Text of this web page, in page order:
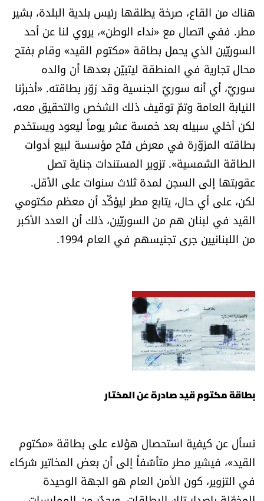
هناك من القاع، صرخة يطلقها رئيس بلدية البلدة، بشير
مطر. ففي اتصال مع «نداء الوطن»، يروي لنا عن أحد
السوريّين الذي يحمل بطاقة «مكتوم القيد» وقام بفتح
محال تجارية في المنطقة ليتبيّن بعدها أن والده
سوريّ، أي أنه سوريّ الجنسية وقد زوّر بطاقته. «أخبرْنا
النيابة العامة وتمّ توقيف ذلك الشخص والتحقيق معه،
لكن أخلي سبيله بعد خمسة عشر يوماً ليعود ويستخدم
بطاقته المزوّرة في معرض فتْح مؤسسة لبيع أدوات
الطاقة الشمسية». تزوير المستندات جناية تصل
عقوبتها إلى السجن لمدة ثلاث سنوات على الأقل.
لكن، على أي حال، يتابع مطر ليؤكّد أن معظم مكتومي
القيد في لبنان هم من السوريّين، ذلك أن العدد الأكبر
من اللبنانيين جرى تجنيسهم في العام 1994.
بطاقة مكتوم قيد صادرة عن المختار
نسأل عن كيفية استحصال هؤلاء على بطاقة «مكتوم
القيد»، فيشير مطر متأسّفاً إلى أن بعض المخاتير شركاء
في التزوير، كون الأمن العام هو الجهة الوحيدة